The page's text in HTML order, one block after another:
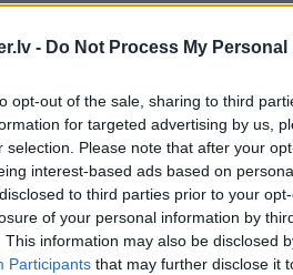
- Do Not Process My
opt-out of the sale, sharing to third
for targeted advertising by us,
selection. Please note that after your
interest-based ads based on
to third parties prior to your
of your personal information by
This information may also be disclosed
Participants that may further disclose it
S500 long veelams ap 2000 gadu
Visi tavi nosauktie modeli ir taadi ljar